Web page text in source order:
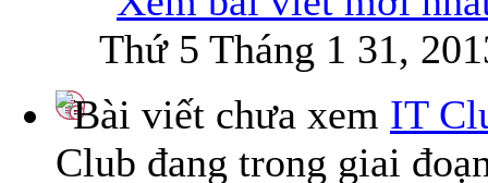
Thứ 5 Tháng 1 31,
IT
Club đang trong giai